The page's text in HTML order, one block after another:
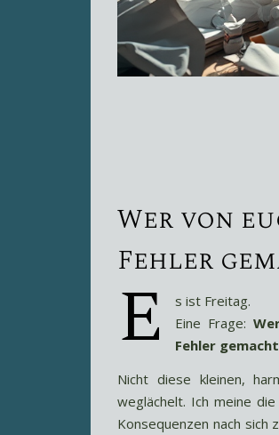
Wer von
Fehler
E
s ist Freitag.
Eine Frage:
Fehler
Nicht diese kleinen,
weglächelt. Ich meine
Konsequenzen nach sich